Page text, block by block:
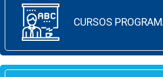
CURSOS